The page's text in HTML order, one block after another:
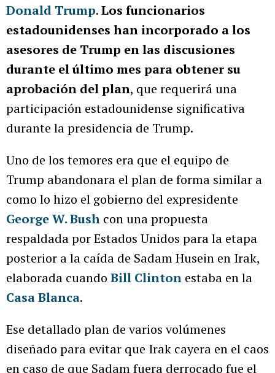
Donald Trump.Los funcionarios
estadounidenses han incorporado a los
asesores de Trump en las discusiones
durante el último mes para obtener su
aprobación del plan, que requerirá una
participación estadounidense significativa
durante la presidencia de Trump.
Uno de los temores era que el equipo de
Trump abandonara el plan de forma similar a
como lo hizo el gobierno del expresidente
George W. Bush con una propuesta
respaldada por Estados Unidos para la etapa
posterior a la caída de Sadam Husein en Irak,
elaborada cuando Bill Clinton estaba en la
Casa Blanca.
Ese detallado plan de varios volúmenes
diseñado para evitar que Irak cayera en el caos
en caso de que Sadam fuera derrocado fue el